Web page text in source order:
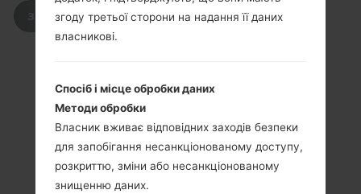
ЗАВАНТАЖИТИ
згоду третьої сторони на надання її даних
власникові.
Спосіб і місце обробки даних
Методи обробки
Власник вживає відповідних заходів безпеки
для запобігання несанкціонованому доступу,
розкриттю, зміни або несанкціонованому
знищенню даних.